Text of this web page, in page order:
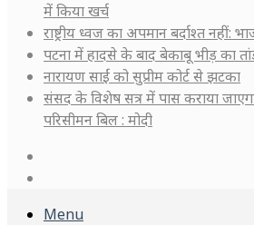
में किया खर्च
राष्ट्रीय ध्वज का अपमान बर्दाश्त नहीं:
पटना में हादसे के बाद बेकाबू भीड़ का
नारायण साईं को सुप्रीम कोर्ट से झटका
संसद के विशेष सत्र में पास कराया
परिसीमन बिल : मोदी
Menu